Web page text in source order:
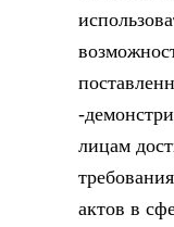
-
лицам
актов в